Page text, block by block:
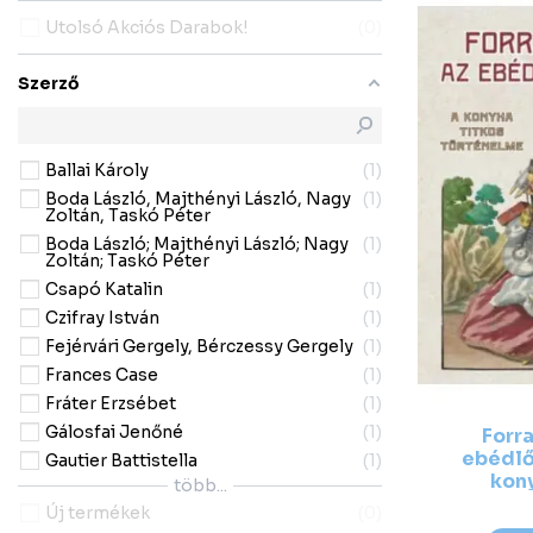
Utolsó Akciós Darabok!
Szerző
Ballai Károly
1
Boda László, Majthényi László, Nagy
Zoltán, Taskó Péter
1
Boda László; Majthényi László; Nagy
Zoltán; Taskó Péter
1
Csapó Katalin
1
Czifray István
1
Fejérvári Gergely, Bérczessy Gergely
1
Frances Case
1
Fráter Erzsébet
1
Gálosfai Jenőné
1
Gautier Battistella
1
több...
Új termékek